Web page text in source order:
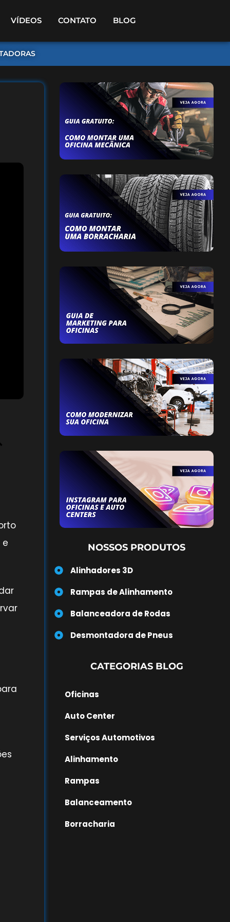
VÍDEOS CONTATO BLOG
NOSSOS PRODUTOS
Alinhadores 3D
Rampas de Alinhamento
Balanceadora de Rodas
Desmontadora de Pneus
CATEGORIAS BLOG
Oficinas
Auto Center
Serviços Automotivos
Alinhamento
Rampas
Balanceamento
Borracharia